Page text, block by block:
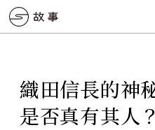
織田信長的神
是否真有其人？